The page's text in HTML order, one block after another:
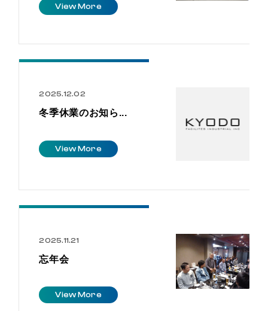
ViewMore
2025.12.02
冬季休業のお知ら...
ViewMore
2025.11.21
忘年会
ViewMore